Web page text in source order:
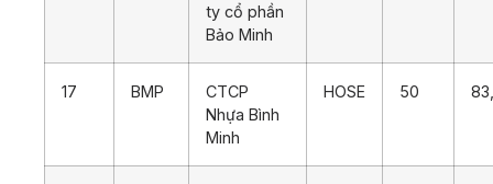
ty cổ phần
Bảo Minh
17 BMP
CTCP
Nhựa Bình
Minh
HOSE 50